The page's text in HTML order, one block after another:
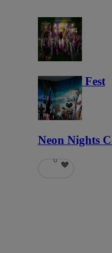
Haunted Fest
58
Neon Nights
6